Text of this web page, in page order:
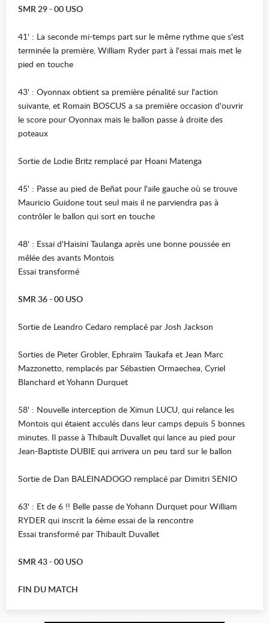
SMR 29 - 00 USO
41' : La seconde mi-temps part sur le même rythme que s'est
terminée la première, William Ryder part à l'essai mais met le
pied en touche
43' : Oyonnax obtient sa première pénalité sur l'action
suivante, et Romain BOSCUS a sa première occasion d'ouvrir
le score pour Oyonnax mais le ballon passe à droite des
poteaux
Sortie de Lodie Britz remplacé par Hoani Matenga
45' : Passe au pied de Beñat pour l'aile gauche où se trouve
Mauricio Guidone tout seul mais il ne parviendra pas à
contrôler le ballon qui sort en touche
48' : Essai d'Haisini Taulanga après une bonne poussée en
mêlée des avants Montois
Essai transformé
SMR 36 - 00 USO
Sortie de Leandro Cedaro remplacé par Josh Jackson
Sorties de Pieter Grobler, Ephraïm Taukafa et Jean Marc
Mazzonetto, remplacés par Sébastien Ormaechea, Cyriel
Blanchard et Yohann Durquet
58' : Nouvelle interception de Ximun LUCU, qui relance les
Montois qui étaient acculés dans leur camps depuis 5 bonnes
minutes. Il passe à Thibault Duvallet qui lance au pied pour
Jean-Baptiste DUBIE qui arrivera un peu tard sur le ballon
Sortie de Dan BALEINADOGO remplacé par Dimitri SENIO
63' : Et de 6 !! Belle passe de Yohann Durquet pour William
RYDER qui inscrit la 6ème essai de la rencontre
Essai transformé par Thibault Duvallet
SMR 43 - 00 USO
FIN DU MATCH